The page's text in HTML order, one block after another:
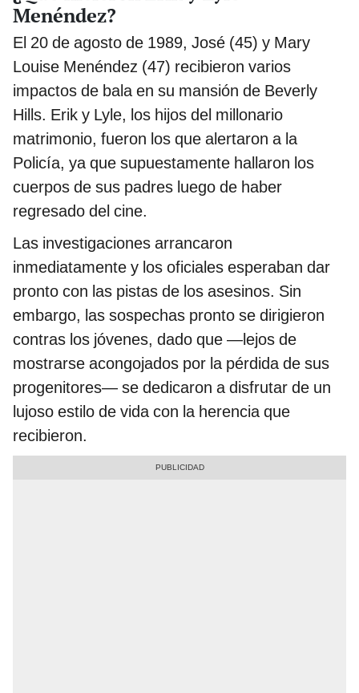
Menéndez?
El 20 de agosto de 1989, José (45) y Mary
Louise Menéndez (47) recibieron varios
impactos de bala en su mansión de Beverly
Hills. Erik y Lyle, los hijos del millonario
matrimonio, fueron los que alertaron a la
Policía, ya que supuestamente hallaron los
cuerpos de sus padres luego de haber
regresado del cine.
Las investigaciones arrancaron
inmediatamente y los oficiales esperaban dar
pronto con las pistas de los asesinos. Sin
embargo, las sospechas pronto se dirigieron
contras los jóvenes, dado que —lejos de
mostrarse acongojados por la pérdida de sus
progenitores— se dedicaron a disfrutar de un
lujoso estilo de vida con la herencia que
recibieron.